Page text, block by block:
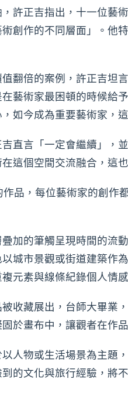
許正吉指出，十一位藝
創作的不同層面」。他
翻倍的案例，許正吉坦
藝術家最困頓的時候給
如今成為重要藝術家，
直言「一定會繼續」，
這個空間交流融合，這
品，每位藝術家的創作
加的筆觸呈現時間的流
城市景觀或街道建築作
元素與線條紀錄個人情
收藏展出，台師大畢業
於畫布中，讓觀者在作
人物或生活場景為主題
的文化與旅行經驗，將